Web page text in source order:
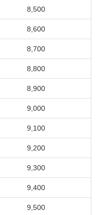
8,500
8,600
8,700
8,800
8,900
9,000
9,100
9,200
9,300
9,400
9,500